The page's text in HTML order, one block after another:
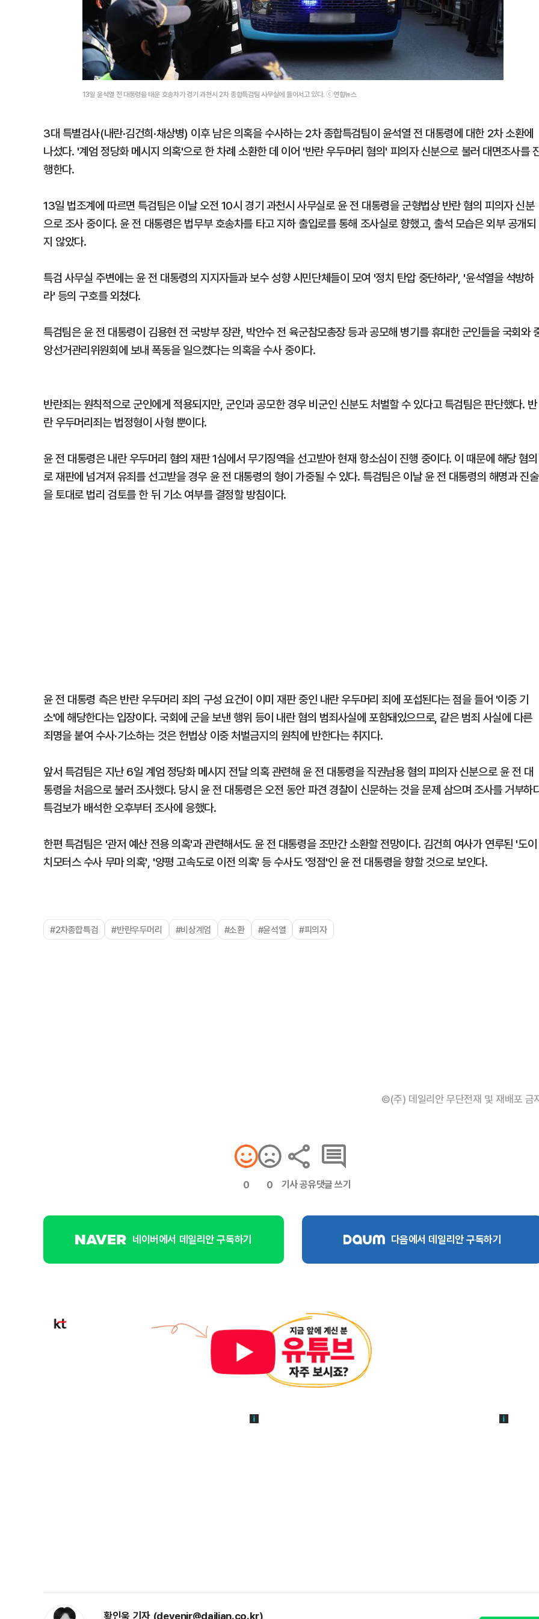
13일 윤석열 전 대통령을 태운 호송차가 경기 과천시 2차 종합특검팀 사무실에 들어서고 있다. ⓒ연합뉴스
3대 특별검사(내란·김건희·채상병) 이후 남은 의혹을 수사하는 2차 종합특검팀이 윤석열 전 대통령에 대한 2차 소환에
나섰다. '계엄 정당화 메시지 의혹'으로 한 차례 소환한 데 이어 '반란 우두머리 혐의' 피의자 신분으로 불러 대면조사를
행한다.
13일 법조계에 따르면 특검팀은 이날 오전 10시 경기 과천시 사무실로 윤 전 대통령을 군형법상 반란 혐의 피의자 신분
으로 조사 중이다. 윤 전 대통령은 법무부 호송차를 타고 지하 출입로를 통해 조사실로 향했고, 출석 모습은 외부 공개되
지 않았다.
특검 사무실 주변에는 윤 전 대통령의 지지자들과 보수 성향 시민단체들이 모여 '정치 탄압 중단하라', '윤석열을 석방하
라' 등의 구호를 외쳤다.
특검팀은 윤 전 대통령이 김용현 전 국방부 장관, 박안수 전 육군참모총장 등과 공모해 병기를 휴대한 군인들을 국회와
앙선거관리위원회에 보내 폭동을 일으켰다는 의혹을 수사 중이다.
반란죄는 원칙적으로 군인에게 적용되지만, 군인과 공모한 경우 비군인 신분도 처벌할 수 있다고 특검팀은 판단했다. 반
란 우두머리죄는 법정형이 사형 뿐이다.
윤 전 대통령은 내란 우두머리 혐의 재판 1심에서 무기징역을 선고받아 현재 항소심이 진행 중이다. 이 때문에 해당 혐의
로 재판에 넘겨져 유죄를 선고받을 경우 윤 전 대통령의 형이 가중될 수 있다. 특검팀은 이날 윤 전 대통령의 해명과 진술
을 토대로 법리 검토를 한 뒤 기소 여부를 결정할 방침이다.
윤 전 대통령 측은 반란 우두머리 죄의 구성 요건이 이미 재판 중인 내란 우두머리 죄에 포섭된다는 점을 들어 '이중 기
소'에 해당한다는 입장이다. 국회에 군을 보낸 행위 등이 내란 혐의 범죄사실에 포함돼있으므로, 같은 범죄 사실에 다른
죄명을 붙여 수사·기소하는 것은 헌법상 이중 처벌금지의 원칙에 반한다는 취지다.
앞서 특검팀은 지난 6일 계엄 정당화 메시지 전달 의혹 관련해 윤 전 대통령을 직권남용 혐의 피의자 신분으로 윤 전 대
통령을 처음으로 불러 조사했다. 당시 윤 전 대통령은 오전 동안 파견 경찰이 신문하는 것을 문제 삼으며 조사를 거부하
특검보가 배석한 오후부터 조사에 응했다.
한편 특검팀은 '관저 예산 전용 의혹'과 관련해서도 윤 전 대통령을 조만간 소환할 전망이다. 김건희 여사가 연루된 '도이
치모터스 수사 무마 의혹', '양평 고속도로 이전 의혹' 등 수사도 '정점'인 윤 전 대통령을 향할 것으로 보인다.
#2차종합특검 #반란우두머리 #비상계엄 #소환 #윤석열 #피의자
©(주) 데일리안 무단전재 및 재배포 금
0 0 기사 공유댓글 쓰기
네이버에서 데일리안 구독하기 다음에서 데일리안 구독하기
황인욱 기자 (devenir@dailian.co.kr)